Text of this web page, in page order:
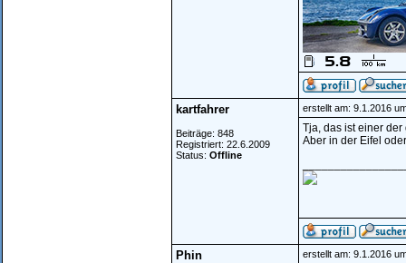
kartfahrer
Beiträge: 848
Registriert: 22.6.2009
Status: Offline
erstellt am: 9.1.2016
Tja, das ist einer
Aber in der Eifel
Phin erstellt am: 9.1.2016